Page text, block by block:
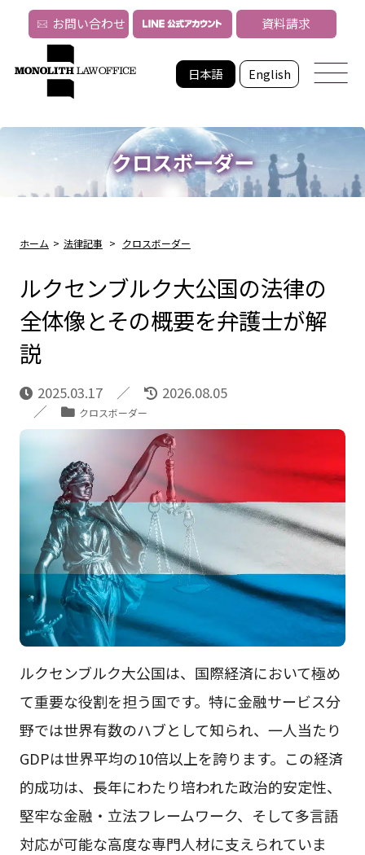
日本語 English
お問い合わせ 資料請求
クロスボーダー
ホーム > 法律記事 > クロスボーダー
ルクセンブルク大公国の法律の
全体像とその概要を弁護士が解
説
2025.03.17 2026.08.05
クロスボーダー
ルクセンブルク大公国は、国際経済において極め
て重要な役割を担う国です。特に金融サービス分
野では世界有数のハブとして知られ、一人当たり
GDPは世界平均の10倍以上を誇ります。この経済
的成功は、長年にわたり培われた政治的安定性、
堅牢な金融・立法フレームワーク、そして多言語
対応が可能な高度な専門人材に支えられていま